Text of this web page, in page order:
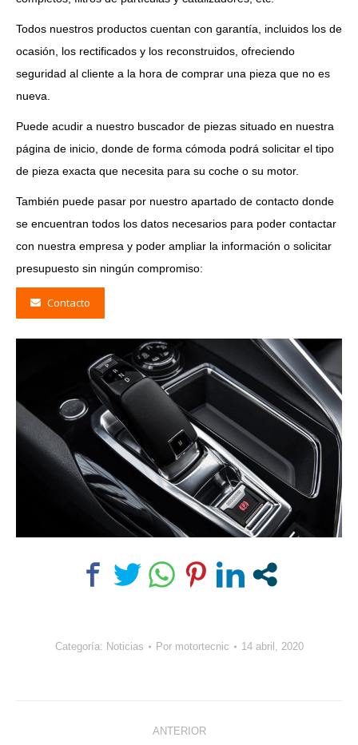
Todos nuestros productos cuentan con garantía, incluidos los de
ocasión, los rectificados y los reconstruidos, ofreciendo
seguridad al cliente a la hora de comprar una pieza que no es
nueva.
Puede acudir a nuestro buscador de piezas situado en nuestra
página de inicio, donde de forma cómoda podrá solicitar el tipo
de pieza exacta que necesita para su coche o su motor.
También puede pasar por nuestro apartado de contacto donde
se encuentran todos los datos necesarios para poder contactar
con nuestra empresa y poder ampliar la información o solicitar
presupuesto sin ningún compromiso:
Contacto
Categoría: Noticias Por motortecnic 14 abril, 2020
ANTERIOR